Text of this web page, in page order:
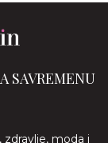
SAVREMENU
moda i